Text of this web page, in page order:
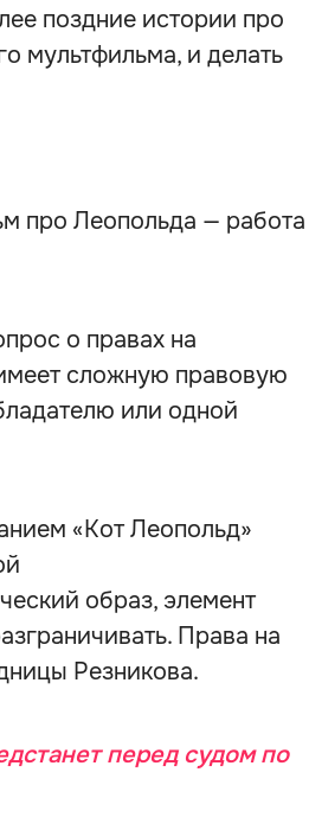
поздние истории про
мультфильма, и делать
про Леопольда — работа
о правах на
сложную правовую
или одной
«Кот Леопольд»
образ, элемент
Права на
Резникова.
перед судом по